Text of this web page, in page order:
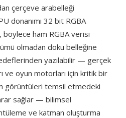
çerçeve arabelleği
donanımı 32 bit RGBA
ham RGBA verisi
olmadan doku belleğine
yazılabilir — gerçek
ve oyun motorları için kritik bir
görüntüleri temsil etmedeki
sağlar — bilimsel
ve katman oluşturma